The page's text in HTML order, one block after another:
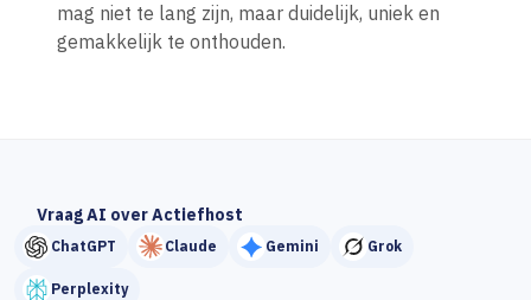
mag niet te lang zijn, maar duidelijk, uniek en
gemakkelijk te onthouden.
Vraag AI over Actiefhost
ChatGPT Claude Gemini Grok
Perplexity